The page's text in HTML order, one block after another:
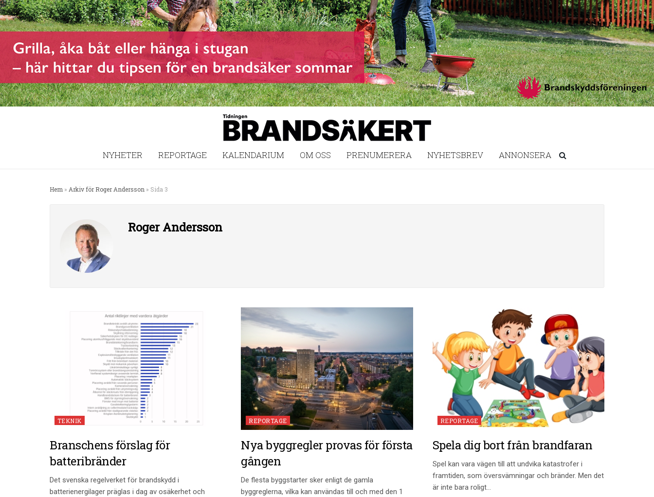
NYHETER REPORTAGE KALENDARIUM OM OSS PRENUMERERA NYHETSBREV ANNONSERA
Hem » Arkiv för Roger Andersson » Sida 3
Roger Andersson
TEKNIK
Branschens förslag för
batteribränder
Det svenska regelverket för brandskydd i
batterienergilager präglas i dag av osäkerhet och
REPORTAGE
Nya byggregler provas för första
gången
De flesta byggstarter sker enligt de gamla
byggreglerna, vilka kan användas till och med den 1
REPORTAGE
Spela dig bort från brandfaran
Spel kan vara vägen till att undvika katastrofer i
framtiden, som översvämningar och bränder. Men det
är inte bara roligt...